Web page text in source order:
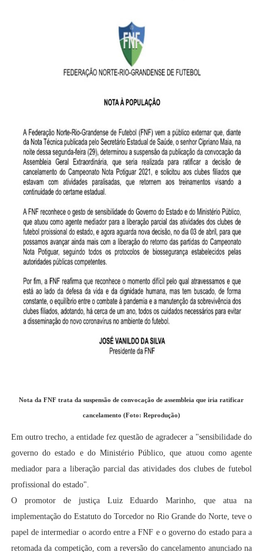
Nota da FNF trata da suspensão de convocação de assembleia que iria ratificar
cancelamento (Foto: Reprodução)
Em outro trecho, a entidade fez questão de agradecer a "sensibilidade do
governo do estado e do Ministério Público, que atuou como agente
mediador para a liberação parcial das atividades dos clubes de futebol
profissional do estado".
O promotor de justiça Luiz Eduardo Marinho, que atua na
implementação do Estatuto do Torcedor no Rio Grande do Norte, teve o
papel de intermediar o acordo entre a FNF e o governo do estado para a
retomada da competição, com a reversão do cancelamento anunciado na